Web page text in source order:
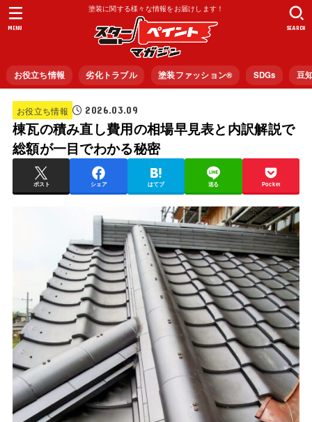
塗装に関する様々な情報をお届けします！
お役立ち情報 劣化トラブル 塗装ファッション®︎ SDGs 豆
SEARCH
MENU
お役立ち情報 2026.03.09
棟瓦の積み直し費用の相場早見表と内訳解説で
総額が一目でわかる秘密
ポスト シェア はてブ 送る Pocket